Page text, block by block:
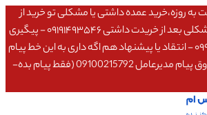
روزه،خرید عمده داشتی یا مشکلی تو خرید از
سایت ۰۹۱۰۹۸۰۸۵۶۵- مشکلی بعد از خریدت داشتی ۰۹۱۹۱۴۹۳۵۴۶ - پیگیری
ارسال بستت ۰۹۹۲۴۰۰۹۵۲۵ - انتقاد یا پیشنهاد هم اگه داری به این خط پیام
بده مستقیم میره تو صندوق پیام مدیرعامل 09100215792 (فقط پیام بده-